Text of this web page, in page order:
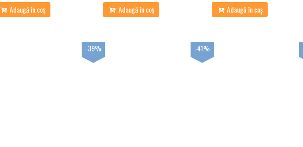
Adaugă în coș Adaugă în coș Adaugă în coș
-39% -41%